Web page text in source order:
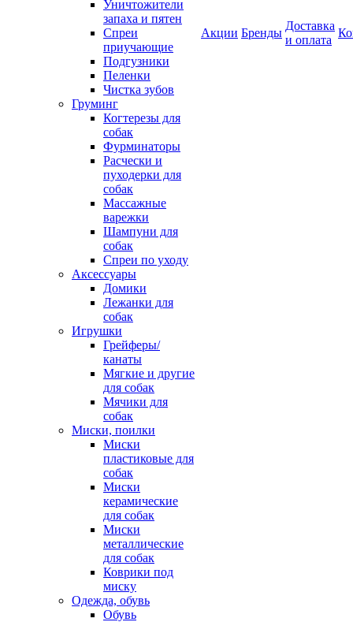
Уничтожители
запаха и пятен
Спреи
приучающие
Подгузники
Пеленки
Чистка зубов
Груминг
Когтерезы для
собак
Фурминаторы
Расчески и
пуходерки для
собак
Массажные
варежки
Шампуни для
собак
Спреи по уходу
Аксессуары
Домики
Лежанки для
собак
Игрушки
Грейферы/
канаты
Мягкие и другие
для собак
Мячики для
собак
Миски, поилки
Миски
пластиковые для
собак
Миски
керамические
для собак
Миски
металлические
для собак
Коврики под
миску
Одежда, обувь
Обувь
Акции Бренды
Доставка
и оплата